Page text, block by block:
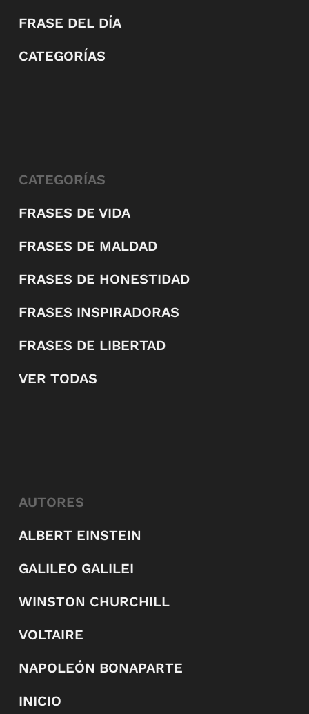
FRASE DEL DÍA
CATEGORÍAS
CATEGORÍAS
FRASES DE VIDA
FRASES DE MALDAD
FRASES DE HONESTIDAD
FRASES INSPIRADORAS
FRASES DE LIBERTAD
VER TODAS
AUTORES
ALBERT EINSTEIN
GALILEO GALILEI
WINSTON CHURCHILL
VOLTAIRE
NAPOLEÓN BONAPARTE
INICIO